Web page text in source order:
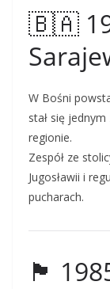
🇧🇦
W Bośni
stał się
regionie.
Zespół ze
Jugosławii i
pucharach.
🏴